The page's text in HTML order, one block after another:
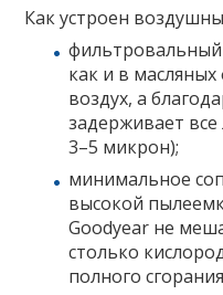
Как устроен
как и в
воздух, а
задерживает
3–5 микрон);
минимальное
высокой
Goodyear не
столько
полного